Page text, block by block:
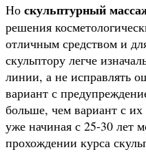
Но скульптурный
решения
отличным средством и
скульптору легче
линии, а не исправлять
вариант с
больше, чем вариант с
уже начиная с 25-30 лет
прохождении курса